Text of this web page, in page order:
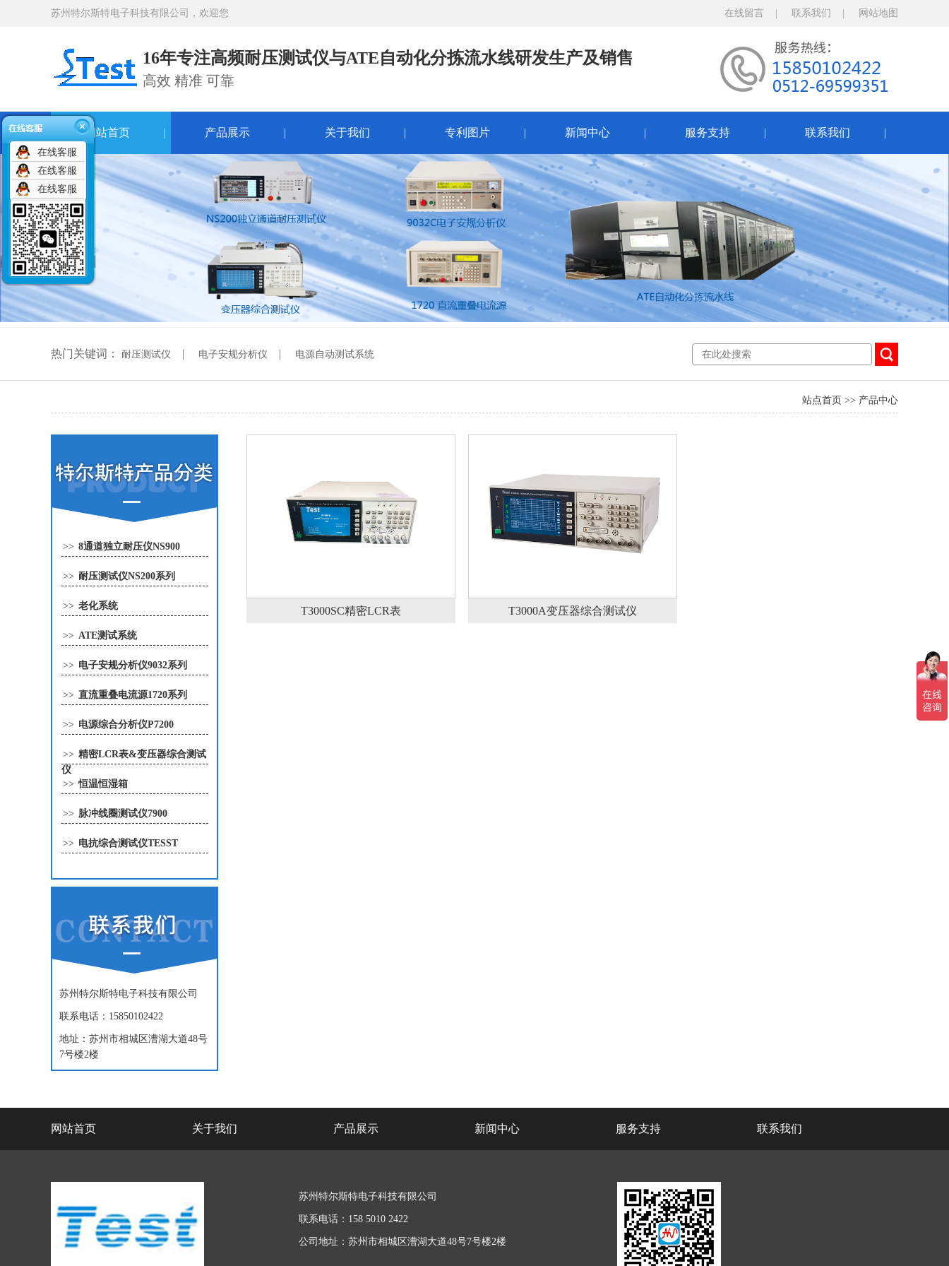
苏州特尔斯特电子科技有限公司，欢迎您 在线留言 联系我们 网站地图
16年专注高频耐压测试仪与ATE自动化分拣流水线研发生产及销售
高效 精准 可靠
网站首页 | 产品展示 | 关于我们 | 专利图片 | 新闻中心 | 服务支持 | 联系我们 |
热门关键词： 耐压测试仪 | 电子安规分析仪 | 电源自动测试系统
站点首页 >> 产品中心
>> 8通道独立耐压仪NS900
>> 耐压测试仪NS200系列
>> 老化系统
>> ATE测试系统
>> 电子安规分析仪9032系列
>> 直流重叠电流源1720系列
>> 电源综合分析仪P7200
>> 精密LCR表&变压器综合测试
仪
>> 恒温恒湿箱
>> 脉冲线圈测试仪7900
>> 电抗综合测试仪TESST
苏州特尔斯特电子科技有限公司
联系电话：15850102422
地址：苏州市相城区漕湖大道48号
7号楼2楼
T3000SC精密LCR表 T3000A变压器综合测试仪
网站首页 关于我们 产品展示 新闻中心 服务支持 联系我们
苏州特尔斯特电子科技有限公司
联系电话：158 5010 2422
公司地址：苏州市相城区漕湖大道48号7号楼2楼
在线客服
在线客服
在线客服